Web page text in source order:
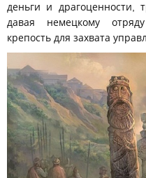
деньги и драгоценности,
давая немецкому
крепость для захвата